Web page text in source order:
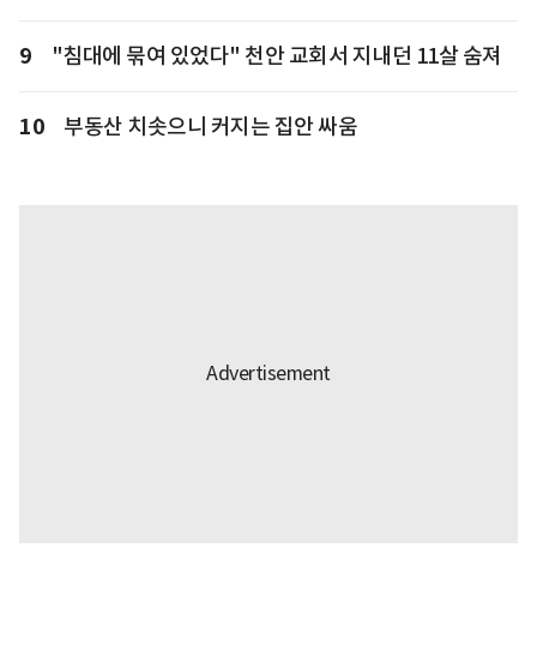
9 "침대에 묶여 있었다" 천안 교회서 지내던 11살 숨져
10 부동산 치솟으니 커지는 집안 싸움